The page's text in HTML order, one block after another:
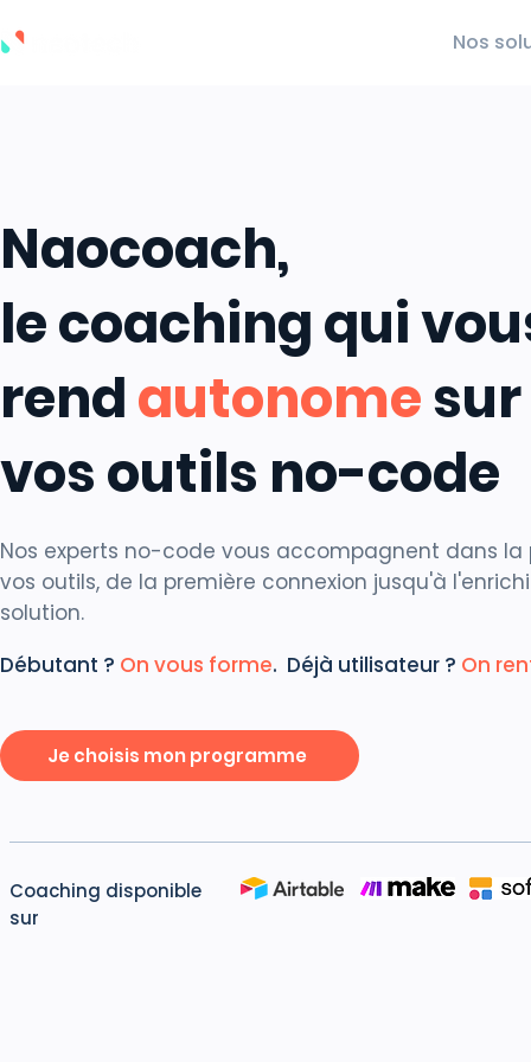
Nos
Naocoach,
le coaching qui
rendautonomesur
vos outils no-code
Nos experts no-code vous accompagnent dans la
vos outils, de la première connexion jusqu'à
solution.
Débutant ? On vous forme. Déjà utilisateur ? On
Je choisis mon programme
Coaching disponible
sur